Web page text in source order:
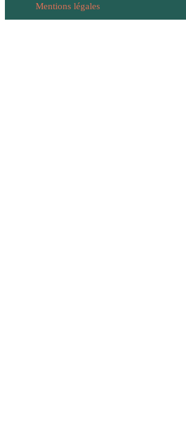
Mentions légales